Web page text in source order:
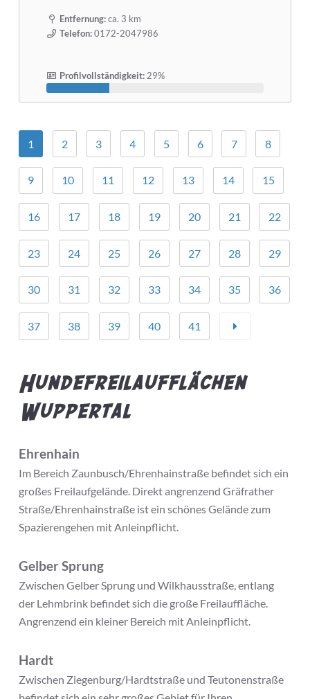
Entfernung:ca. 3 km
Telefon:0172-2047986
Profilvollständigkeit:29%
1 2 3 4 5 6 7 8
9 10 11 12 13 14 15
16 17 18 19 20 21 22
23 24 25 26 27 28 29
30 31 32 33 34 35 36
37 38 39 40 41
Hundefreilaufflächen
Wuppertal
Ehrenhain
Im Bereich Zaunbusch/Ehrenhainstraße befindet sich ein
großes Freilaufgelände. Direkt angrenzend Gräfrather
Straße/Ehrenhainstraße ist ein schönes Gelände zum
Spazierengehen mit Anleinpflicht.
Gelber Sprung
Zwischen Gelber Sprung und Wilkhausstraße, entlang
der Lehmbrink befindet sich die große Freilauffläche.
Angrenzend ein kleiner Bereich mit Anleinpflicht.
Hardt
Zwischen Ziegenburg/Hardtstraße und Teutonenstraße